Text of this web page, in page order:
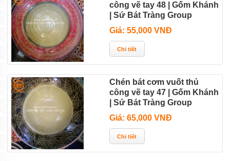
công vẽ tay 48 | Gốm Khánh
| Sứ Bát Tràng Group
Giá: 55,000 VNĐ
Chén bát cơm vuốt thủ
công vẽ tay 47 | Gốm Khánh
| Sứ Bát Tràng Group
Giá: 65,000 VNĐ